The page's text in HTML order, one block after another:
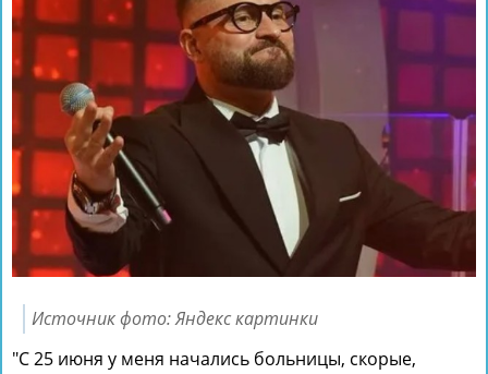
Источник фото: Яндекс картинки
"С 25 июня у меня начались больницы, скорые,